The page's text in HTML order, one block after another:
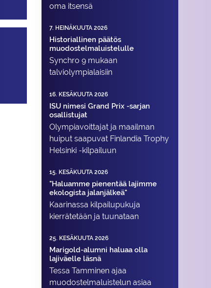
oma itsensä
7. HEINÄKUUTA 2026
Historiallinen päätös
muodostelmaluistelulle
Synchro 9 mukaan
talviolympialaisiin
16. KESÄKUUTA 2026
ISU nimesi Grand Prix -sarjan
osallistujat
Olympiavoittajat ja maailman
huiput saapuvat Finlandia Trophy
Helsinki -kilpailuun
15. KESÄKUUTA 2026
"Haluamme pienentää lajimme
ekologista jalanjälkeä"
Kaarinassa kilpailupukuja
kierrätetään ja tuunataan
25. KESÄKUUTA 2026
Marigold-alumni haluaa olla
lajiväelle läsnä
Tessa Tamminen ajaa
muodostelma­luistelun asiaa